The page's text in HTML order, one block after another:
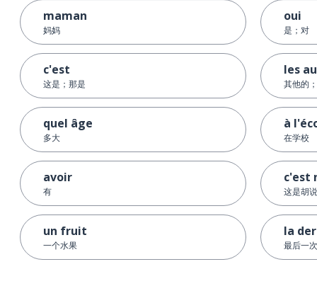
maman
妈妈
c'est
这是；那是
quel âge
多大
avoir
有
un fruit
一个水果
oui
是；对
les
其他的
à
在学校
c'est
这是胡
la
最后一次